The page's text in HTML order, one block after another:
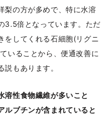
梨の方が多めで、特に水溶
3.5倍となっています。ただ
をしてくれる石細胞(リグニ
いることから、便通改善に
もあります。
溶性食物繊維が多いこと
ルブチンが含まれていると